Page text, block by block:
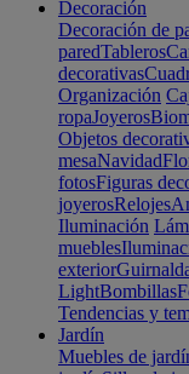
Decoración
Decoración de
paredTableros
decorativas
Organización
ropaJoyeros
Objetos
mesaNavidad
fotosFiguras
joyerosRelojes
Iluminación
muebles
exterior
LightBombillas
Tendencias y
Jardín
Muebles de